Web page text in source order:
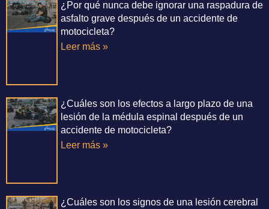
¿Por qué nunca debe ignorar una raspadura de
asfalto grave después de un accidente de
motocicleta?
Leer más »
¿Cuáles son los efectos a largo plazo de una
lesión de la médula espinal después de un
accidente de motocicleta?
Leer más »
¿Cuáles son los signos de una lesión cerebral